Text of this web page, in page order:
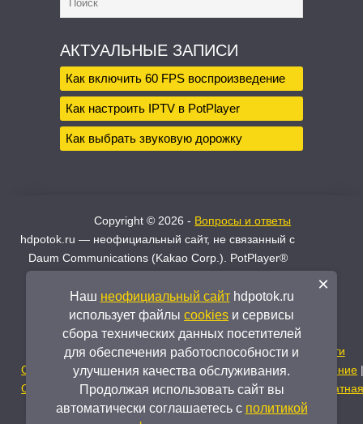
АКТУАЛЬНЫЕ ЗАПИСИ
Как включить 60 FPS воспроизведение
Как настроить IPTV в PotPlayer
Как выбрать звуковую дорожку
Copyright © 2026 - Вопросы и ответы
hdpotok.ru — неофициальный сайт, не связанный с
Daum Communications (Kakao Corp.). PotPlayer®
является зарегистрированным товарным знаком
Daum. Официальный разработчик —Daum
Communications ↗
Написать нам -admin@hdpotok.ru
Информация оcookiesиПолитика конфиденциальности
О этом неофициальном сайте|Пользовательское соглашение
Отказ от ответственности|Про скачиваемые файлы
связь
×
Наш неофициальный сайтhdpotok.ru
использует файлы cookies и сервисы
сбора технических данных посетителей
для обеспечения работоспособности и
улучшения качества обслуживания.
Продолжая использовать сайт вы
автоматически соглашаетесь с политикой